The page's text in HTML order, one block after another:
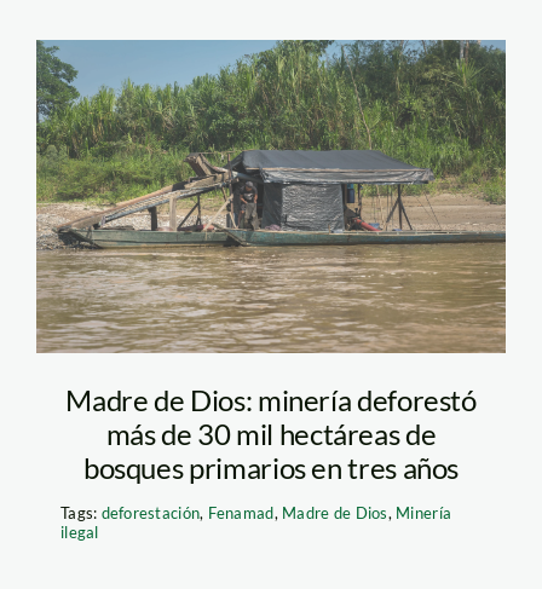
Draga mineria ilegal
Foto Diego Perez
SPDA
Madre de Dios: minería deforestó
más de 30 mil hectáreas de
bosques primarios en tres años
Tags: deforestación, Fenamad, Madre de Dios, Minería
ilegal